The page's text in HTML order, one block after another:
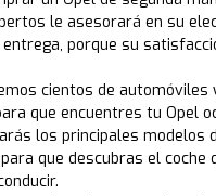
le asesorará en su
porque su
cientos de
que encuentres tu Opel
los principales modelos
que descubras el coche